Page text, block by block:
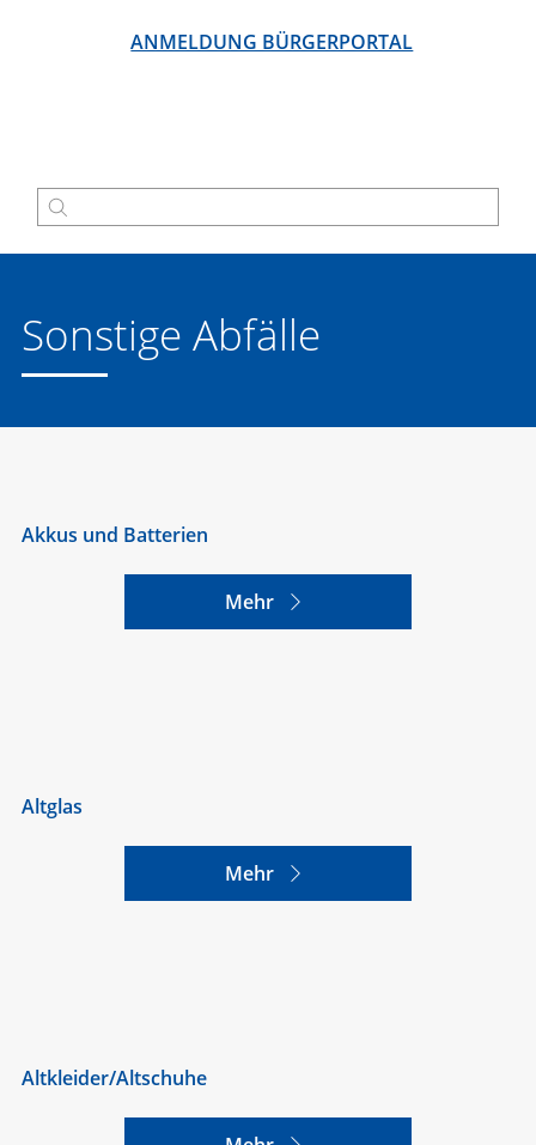
ANMELDUNG BÜRGERPORTAL
Sonstige Abfälle
Akkus und Batterien
Mehr
Altglas
Mehr
Altkleider/Altschuhe